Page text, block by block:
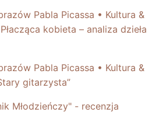
Pabla Picassa • Kultura &
kobieta – analiza dzieła
Pabla Picassa • Kultura &
gitarzysta”
Młodzieńczy" - recenzja